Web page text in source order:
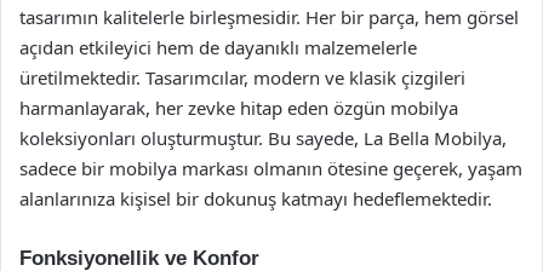
tasarımın kalitelerle birleşmesidir. Her bir parça, hem görsel
açıdan etkileyici hem de dayanıklı malzemelerle
üretilmektedir. Tasarımcılar, modern ve klasik çizgileri
harmanlayarak, her zevke hitap eden özgün mobilya
koleksiyonları oluşturmuştur. Bu sayede, La Bella Mobilya,
sadece bir mobilya markası olmanın ötesine geçerek, yaşam
alanlarınıza kişisel bir dokunuş katmayı hedeflemektedir.
Fonksiyonellik ve Konfor